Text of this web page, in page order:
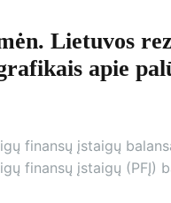
Lietuvos
apie
finansų įstaigų
finansų įstaigų (PFĮ)